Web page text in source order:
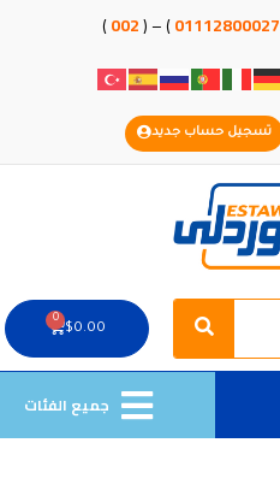
01112800027
) – (
002
)
تسجيل حساب جديد
Search
$0.00
0
Cart
جميع الفئات